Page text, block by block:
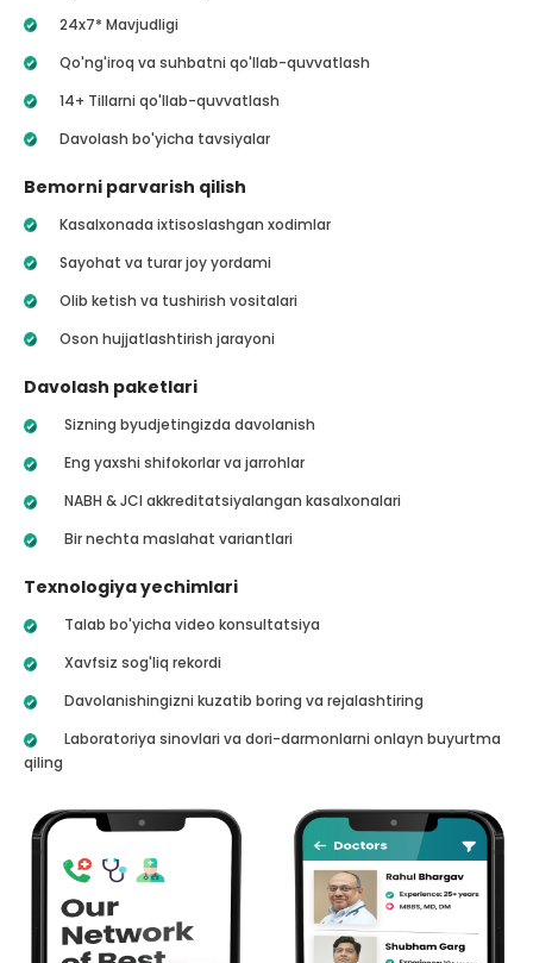
24x7* Mavjudligi
Qo'ng'iroq va suhbatni qo'llab-quvvatlash
14+ Tillarni qo'llab-quvvatlash
Davolash bo'yicha tavsiyalar
Bemorni parvarish qilish
Kasalxonada ixtisoslashgan xodimlar
Sayohat va turar joy yordami
Olib ketish va tushirish vositalari
Oson hujjatlashtirish jarayoni
Davolash paketlari
Sizning byudjetingizda davolanish
Eng yaxshi shifokorlar va jarrohlar
NABH & JCI akkreditatsiyalangan kasalxonalari
Bir nechta maslahat variantlari
Texnologiya yechimlari
Talab bo'yicha video konsultatsiya
Xavfsiz sog'liq rekordi
Davolanishingizni kuzatib boring va rejalashtiring
Laboratoriya sinovlari va dori-darmonlarni onlayn buyurtma
qiling